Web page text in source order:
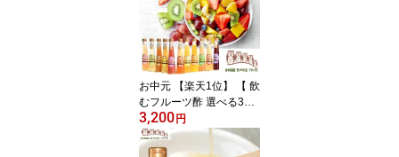
ガーリックフレーク フラ
イドガーリック ガーリッ
クフレーク 泉水耕農園思
いやりの丘フクハウス
お中元 【楽天1位】 【 飲
むフルーツ酢 選べる3本
ギフトセット 】 1瓶200
ml3本入り 誕生日プレゼ
ント 無添加 おいしいお
3,200円